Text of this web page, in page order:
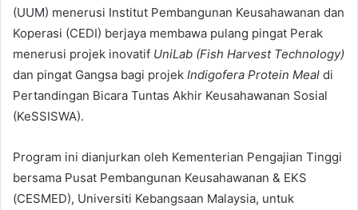
(UUM) menerusi Institut Pembangunan Keusahawanan dan
Koperasi (CEDI) berjaya membawa pulang pingat Perak
menerusi projek inovatif UniLab (Fish Harvest Technology)
dan pingat Gangsa bagi projek Indigofera Protein Meal di
Pertandingan Bicara Tuntas Akhir Keusahawanan Sosial
(KeSSISWA).
Program ini dianjurkan oleh Kementerian Pengajian Tinggi
bersama Pusat Pembangunan Keusahawanan & EKS
(CESMED), Universiti Kebangsaan Malaysia, untuk